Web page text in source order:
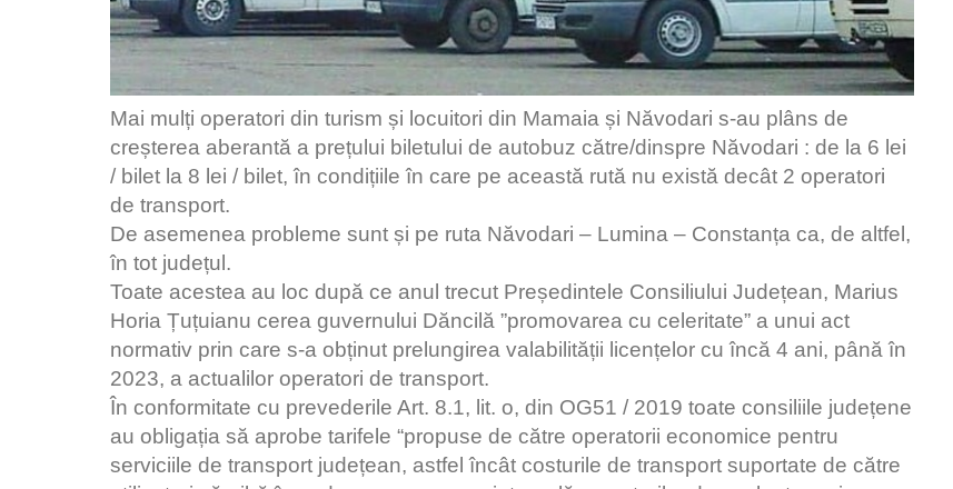
Mai mulți operatori din turism și locuitori din Mamaia și Năvodari s-au plâns de
creșterea aberantă a prețului biletului de autobuz către/dinspre Năvodari : de la 6 lei
/ bilet la 8 lei / bilet, în condițiile în care pe această rută nu există decât 2 operatori
de transport.
De asemenea probleme sunt și pe ruta Năvodari – Lumina – Constanța ca, de altfel,
în tot județul.
Toate acestea au loc după ce anul trecut Președintele Consiliului Județean, Marius
Horia Țuțuianu cerea guvernului Dăncilă ”promovarea cu celeritate” a unui act
normativ prin care s-a obținut prelungirea valabilității licențelor cu încă 4 ani, până în
2023, a actualilor operatori de transport.
În conformitate cu prevederile Art. 8.1, lit. o, din OG51 / 2019 toate consiliile județene
au obligația să aprobe tarifele “propuse de către operatorii economice pentru
serviciile de transport județean, astfel încât costurile de transport suportate de către